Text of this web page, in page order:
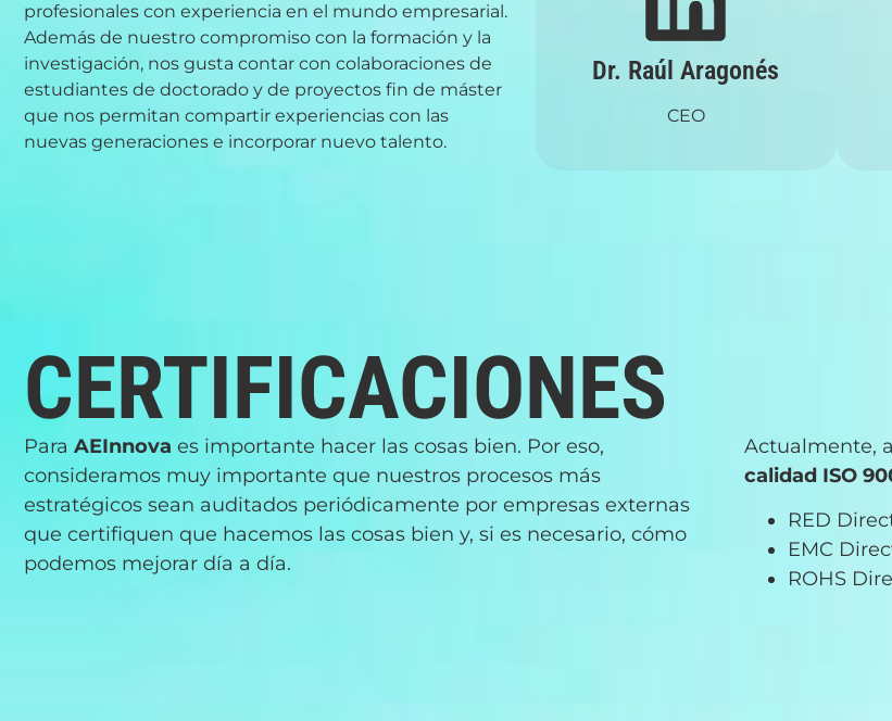
profesionales con experiencia en el mundo empresarial.
Además de nuestro compromiso con la formación y la
investigación, nos gusta contar con colaboraciones de
estudiantes de doctorado y de proyectos fin de máster
que nos permitan compartir experiencias con las
nuevas generaciones e incorporar nuevo talento.
Dr. Raúl Aragonés
CEO
CERTIFICACIONES
Para AEInnova es importante hacer las cosas bien. Por eso,
consideramos muy importante que nuestros procesos más
estratégicos sean auditados periódicamente por empresas externas
que certifiquen que hacemos las cosas bien y, si es necesario, cómo
podemos mejorar día a día.
Actualmente,
calidad ISO
RED
EMC
ROHS